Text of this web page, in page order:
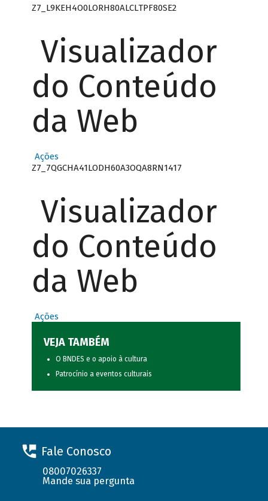
Z7_L9KEH4O0LORH80ALCLTPF80SE2
Visualizador
do Conteúdo
da Web
Ações
Z7_7QGCHA41LODH60A3OQA8RN1417
Visualizador
do Conteúdo
da Web
Ações
VEJA TAMBÉM
O BNDES e o apoio à cultura
Patrocínio a eventos culturais
Fale Conosco
08007026337
Mande sua pergunta